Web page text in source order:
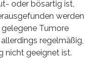
oder bösartig ist,
werden
Tumore
regelmäßig,
nicht geeignet ist.